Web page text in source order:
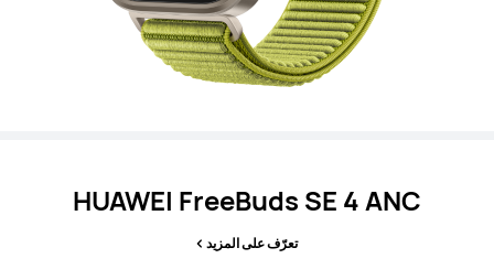
HUAWEI FreeBuds SE 4 ANC
تعرّف على المزيد